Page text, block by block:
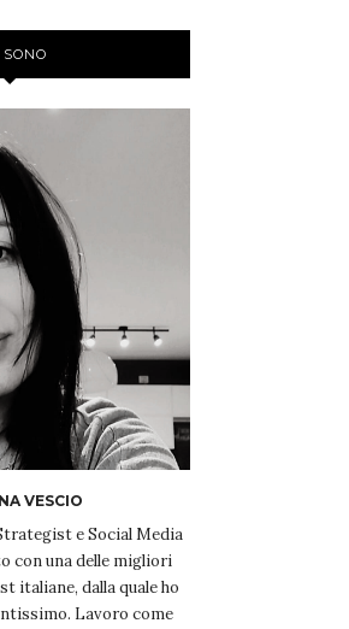
VESCIO
e Social Media
con una delle migliori
italiane, dalla quale ho
Lavoro come